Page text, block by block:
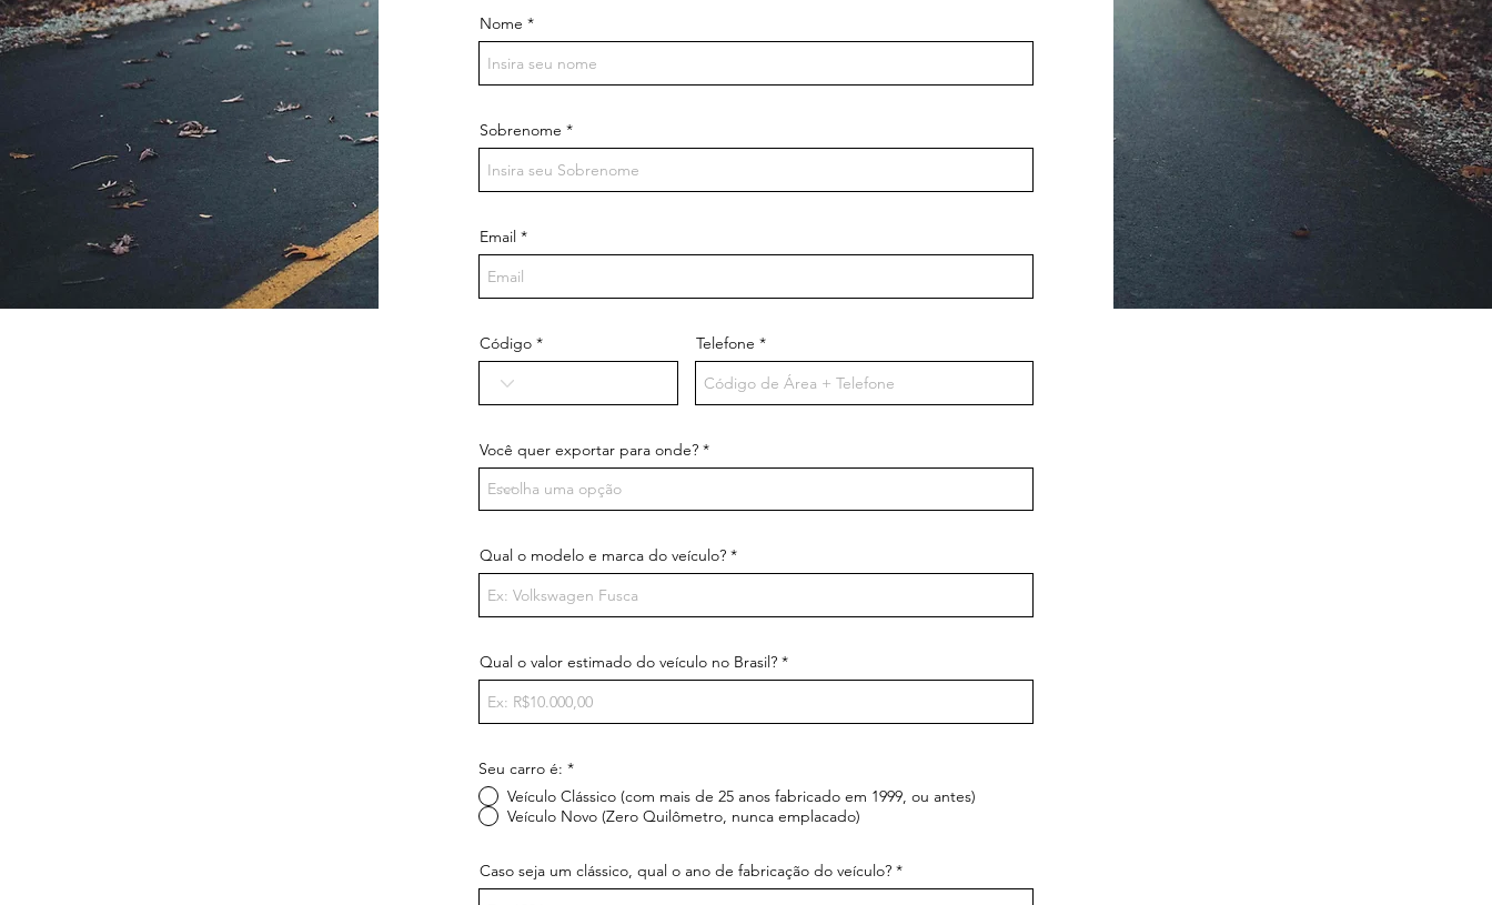
Nome
Sobrenome
Email
Código Telefone
Você quer exportar para onde?
Qual o modelo e marca do veículo?
Qual o valor estimado do veículo no Brasil?
Seu carro é: *
Veículo Clássico (com mais de 25 anos fabricado em 1999, ou antes)
Veículo Novo (Zero Quilômetro, nunca emplacado)
Caso seja um clássico, qual o ano de fabricação do veículo?